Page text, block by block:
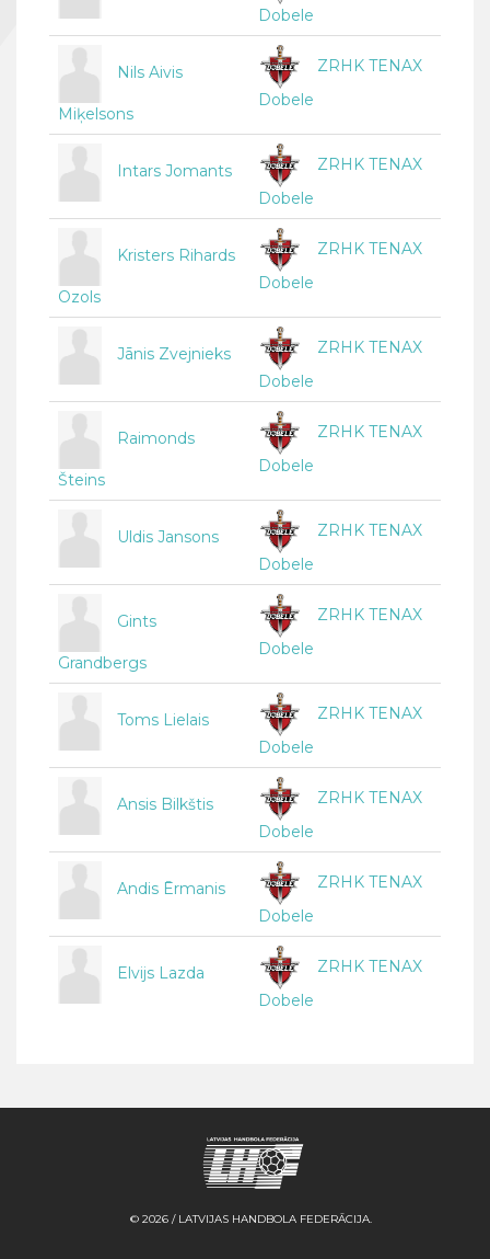
Dobele
Nils Aivis
Miķelsons
ZRHK TENAX
Dobele
Intars Jomants
ZRHK TENAX
Dobele
Kristers Rihards
Ozols
ZRHK TENAX
Dobele
Jānis Zvejnieks
ZRHK TENAX
Dobele
Raimonds
Šteins
ZRHK TENAX
Dobele
Uldis Jansons
ZRHK TENAX
Dobele
Gints
Grandbergs
ZRHK TENAX
Dobele
Toms Lielais
ZRHK TENAX
Dobele
Ansis Bilkštis
ZRHK TENAX
Dobele
Andis Ērmanis
ZRHK TENAX
Dobele
Elvijs Lazda
ZRHK TENAX
Dobele
© 2026 / LATVIJAS HANDBOLA FEDERĀCIJA.